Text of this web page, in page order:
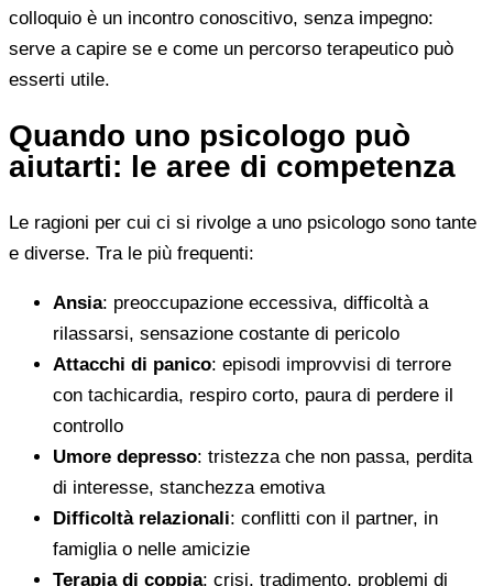
colloquio è un incontro conoscitivo, senza impegno:
serve a capire se e come un percorso terapeutico può
esserti utile.
Quando uno psicologo può
aiutarti: le aree di competenza
Le ragioni per cui ci si rivolge a uno psicologo sono tante
e diverse. Tra le più frequenti:
Ansia: preoccupazione eccessiva, difficoltà a
rilassarsi, sensazione costante di pericolo
Attacchi di panico: episodi improvvisi di terrore
con tachicardia, respiro corto, paura di perdere il
controllo
Umore depresso: tristezza che non passa, perdita
di interesse, stanchezza emotiva
Difficoltà relazionali: conflitti con il partner, in
famiglia o nelle amicizie
Terapia di coppia: crisi, tradimento, problemi di